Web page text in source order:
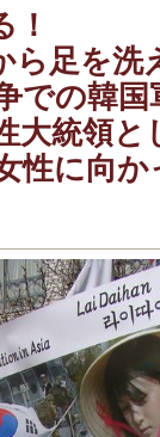
ら足を
での韓
大統領
性に向